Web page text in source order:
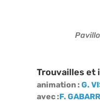
Trouvailles et
animation :G.
avec :F.